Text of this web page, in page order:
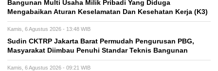
Bangunan Multi Usaha Milik Pribadi Yang Diduga
Mengabaikan Aturan Keselamatan Dan Kesehatan Kerja (K3)
Kamis, 6 Agustus 2026 - 13:48 WIB
Sudin CKTRP Jakarta Barat Permudah Pengurusan PBG,
Masyarakat Diimbau Penuhi Standar Teknis Bangunan
Kamis, 6 Agustus 2026 - 09:21 WIB